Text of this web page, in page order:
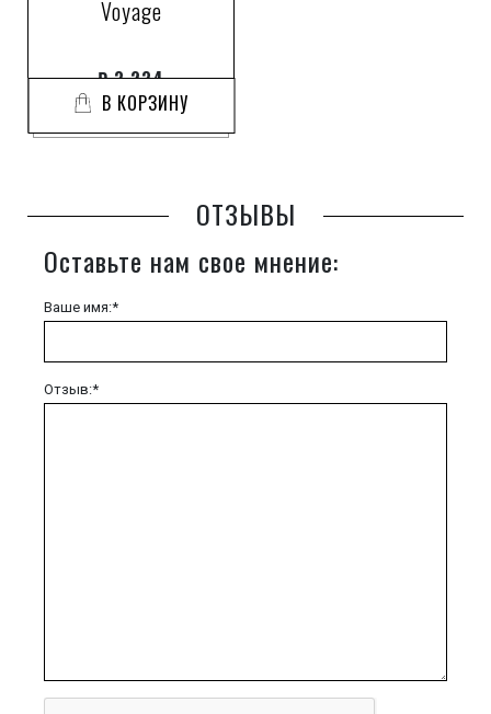
Voyage
₽3 234
В КОРЗИНУ
ОТЗЫВЫ
Оставьте нам свое мнение:
Ваше имя:*
Отзыв:*